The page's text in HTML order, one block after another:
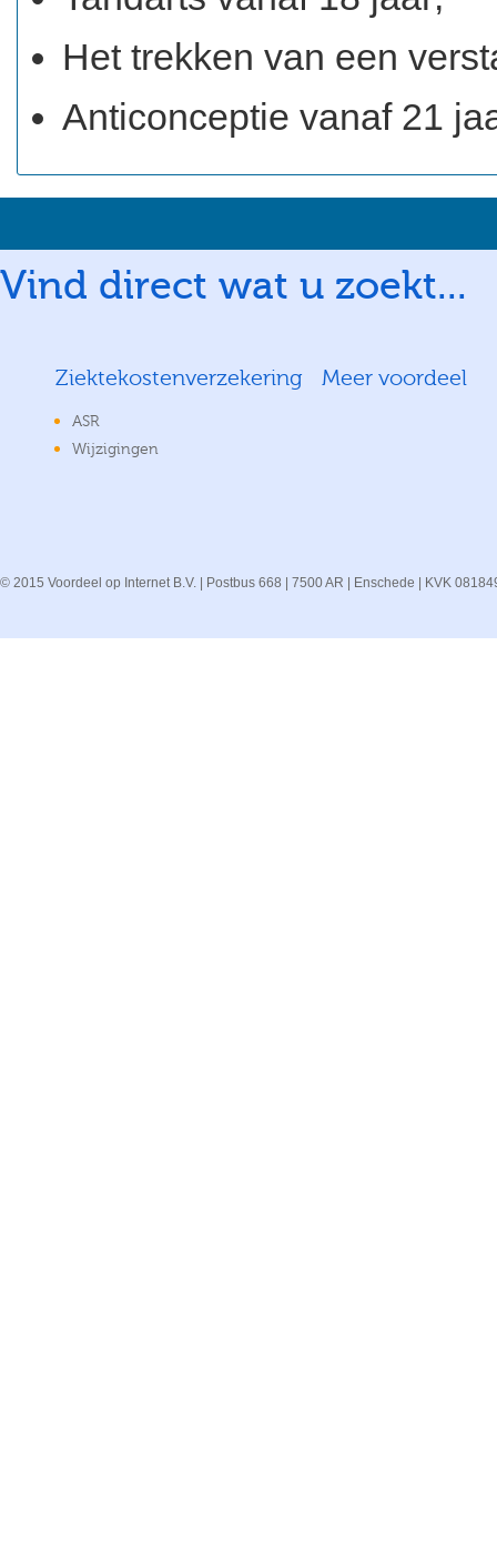
Het trekken van een
Anticonceptie vanaf 21
Vind direct wat u zoekt...
Ziektekostenverzekering
ASR
Wijzigingen
Meer voordeel
© 2015 Voordeel op Internet B.V. | Postbus 668 | 7500 AR | Enschede | KVK